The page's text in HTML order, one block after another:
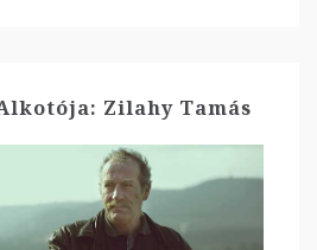
Zilahy Tamás